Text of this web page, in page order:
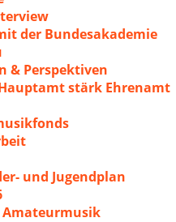
der Bundesakademie
& Perspektiven
stärk Ehrenamt
und Jugendplan